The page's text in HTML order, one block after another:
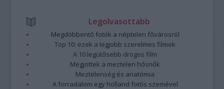
Legolvasottabb
Megdöbbentő fotók a néptelen fővárosról
Top 10: ezek a legjobb szerelmes filmek
A 10 legütősebb drogos film
Megjöttek a meztelen hősnők
Meztelenség és anatómia
A forradalom egy holland fotós szemével